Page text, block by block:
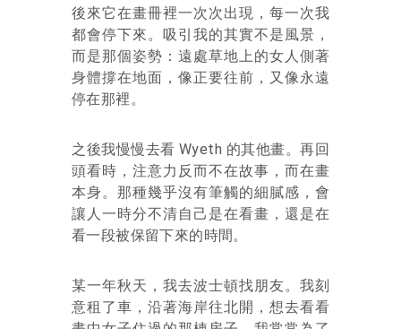
後來它在畫冊裡一次次出現，每一次我
都會停下來。吸引我的其實不是風景，
而是那個姿勢：遠處草地上的女人側著
身體撐在地面，像正要往前，又像永遠
停在那裡。
之後我慢慢去看 Wyeth 的其他畫。再回
頭看時，注意力反而不在故事，而在畫
本身。那種幾乎沒有筆觸的細膩感，會
讓人一時分不清自己是在看畫，還是在
看一段被保留下來的時間。
某一年秋天，我去波士頓找朋友。我刻
意租了車，沿著海岸往北開，想去看看